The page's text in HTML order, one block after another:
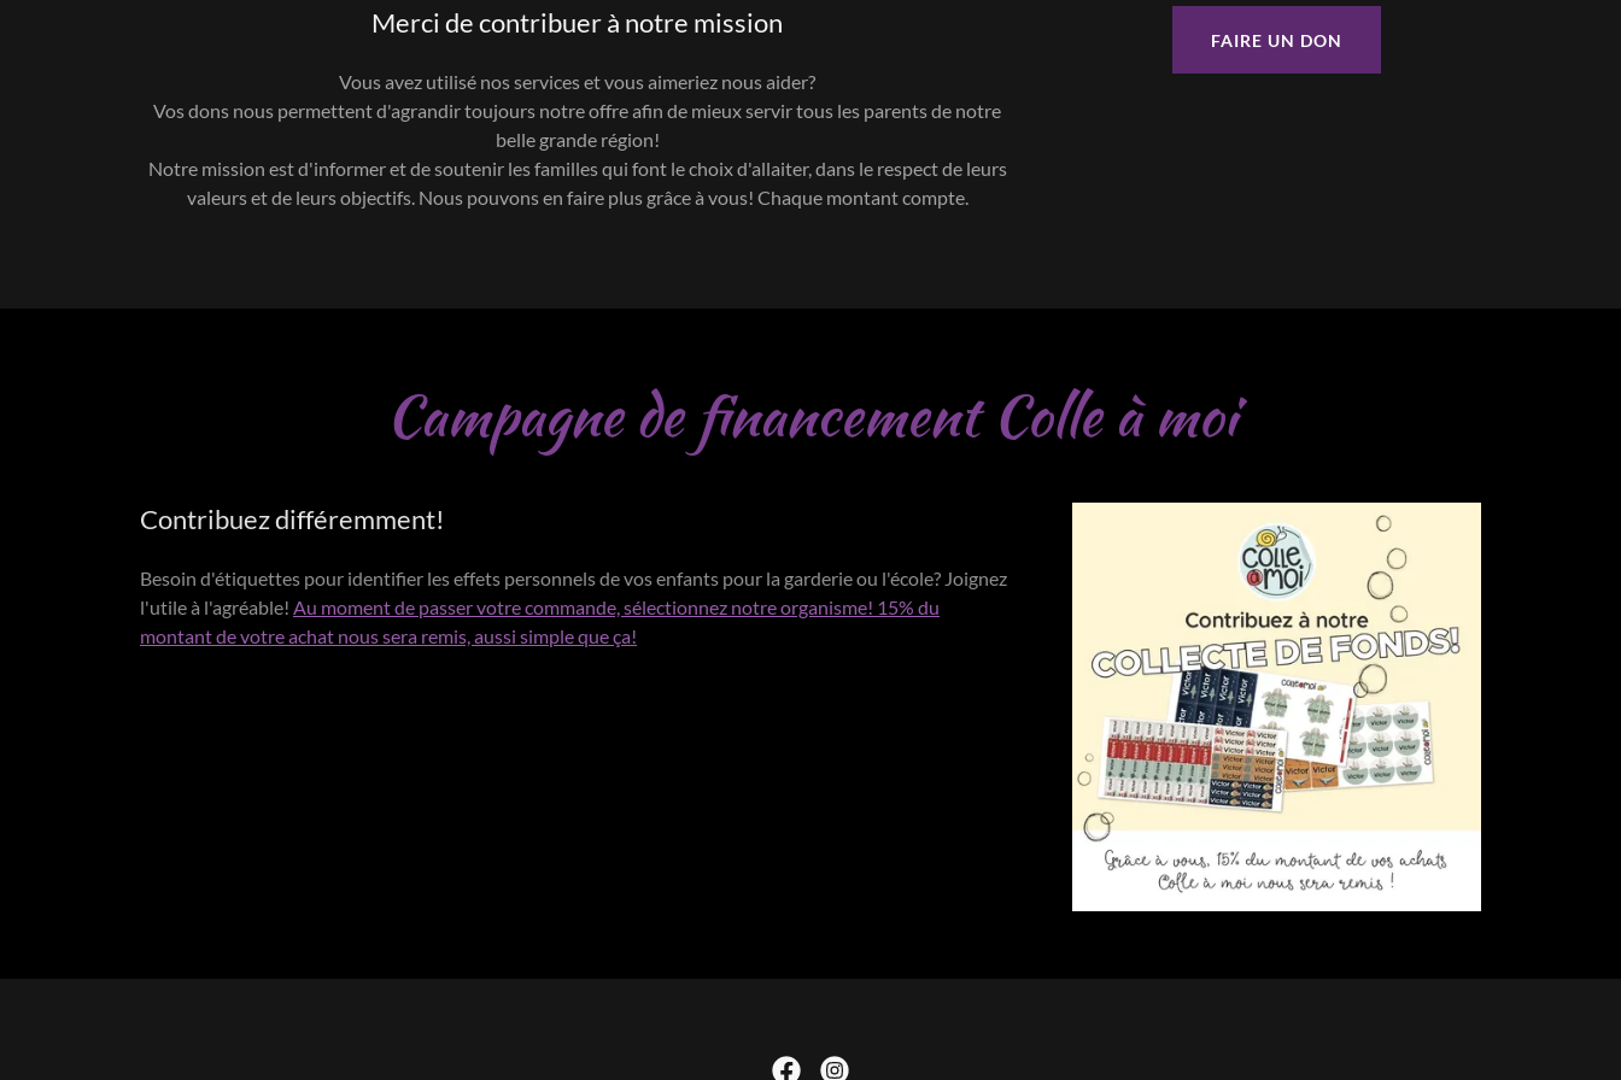
Merci de contribuer à notre mission
Vous avez utilisé nos services et vous aimeriez nous aider?
Vos dons nous permettent d'agrandir toujours notre offre afin de mieux servir tous les parents de notre
belle grande région!
Notre mission est d'informer et de soutenir les familles qui font le choix d'allaiter, dans le respect de leurs
valeurs et de leurs objectifs. Nous pouvons en faire plus grâce à vous! Chaque montant compte.
FAIRE UN DON
Campagne de financement Colle à moi
Contribuez différemment!
Besoin d'étiquettes pour identifier les effets personnels de vos enfants pour la garderie ou l'école? Joignez
l'utile à l'agréable! Au moment de passer votre commande, sélectionnez notre organisme! 15% du
montant de votre achat nous sera remis, aussi simple que ça!